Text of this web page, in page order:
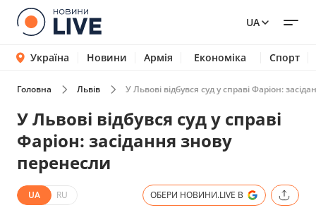
UA
Україна Новини Армія Економіка Спорт
Головна Львів У Львові відбувся суд у справі Фаріон:
У Львові відбувся суд у справі
Фаріон: засідання знову
перенесли
UA RU ОБЕРИ НОВИНИ.LIVE В